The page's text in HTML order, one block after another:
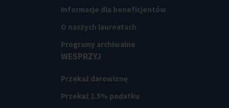
Informacje dla beneficjentów
O naszych laureatach
Programy archiwalne
WESPRZYJ
Przekaż darowiznę
Przekaż 1.5% podatku